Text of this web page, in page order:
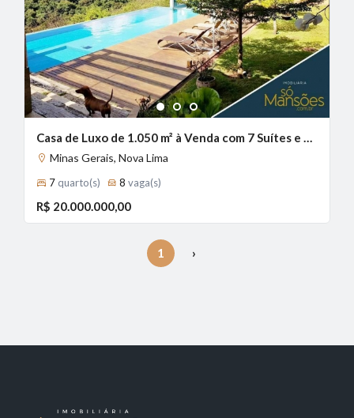
1 2 3
Casa de Luxo de 1.050 m² à Venda com 7 Suítes e Vista Deslumbrante no Vale dos Cristais, Nova Lima - MG
Minas Gerais, Nova Lima
7 quarto(s) 8 vaga(s)
R$ 20.000.000,00
1(current)
›